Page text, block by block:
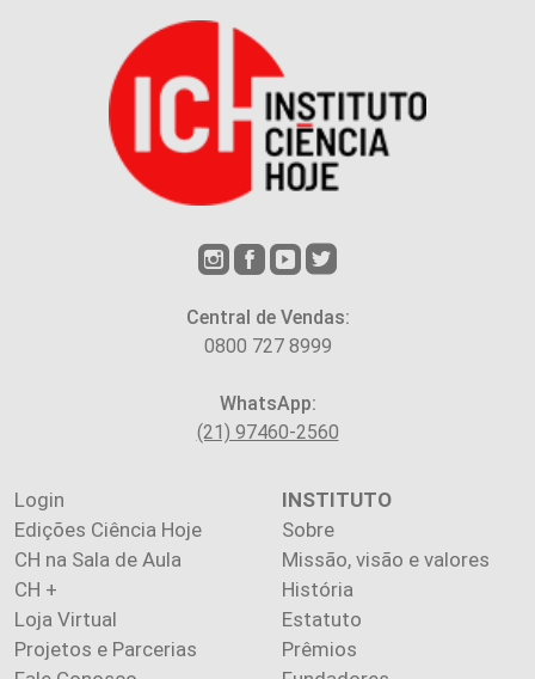
Central de Vendas:
0800 727 8999
WhatsApp:
(21) 97460-2560
Login
Edições Ciência Hoje
CH na Sala de Aula
CH +
Loja Virtual
Projetos e Parcerias
INSTITUTO
Sobre
Missão, visão e valores
História
Estatuto
Prêmios